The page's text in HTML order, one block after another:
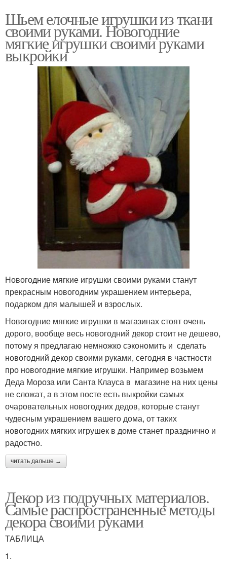
Шьем елочные игрушки из ткани
своими руками. Новогодние
мягкие игрушки своими руками
выкройки
Новогодние мягкие игрушки своими руками станут
прекрасным новогодним украшением интерьера,
подарком для малышей и взрослых.
Новогодние мягкие игрушки в магазинах стоят очень
дорого, вообще весь новогодний декор стоит не дешево,
потому я предлагаю немножко сэкономить и сделать
новогодний декор своими руками, сегодня в частности
про новогодние мягкие игрушки. Например возьмем
Деда Мороза или Санта Клауса в магазине на них цены
не сложат, а в этом посте есть выкройки самых
очаровательных новогодних дедов, которые станут
чудесным украшением вашего дома, от таких
новогодних мягких игрушек в доме станет празднично и
радостно.
читать дальше →
Декор из подручных материалов.
Самые распространенные методы
декора своими руками
ТАБЛИЦА
1.